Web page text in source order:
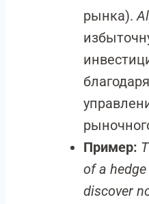
рынка).
Пример:
of a
discover